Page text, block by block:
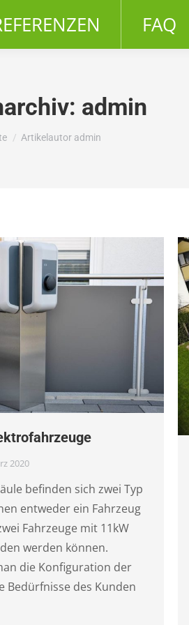
FAQ
admin
hier:Artikelautor admin
2020
befinden sich zwei Typ
entweder ein Fahrzeug
Fahrzeuge mit 11kW
werden können.
die Konfiguration der
Bedürfnisse des Kunden